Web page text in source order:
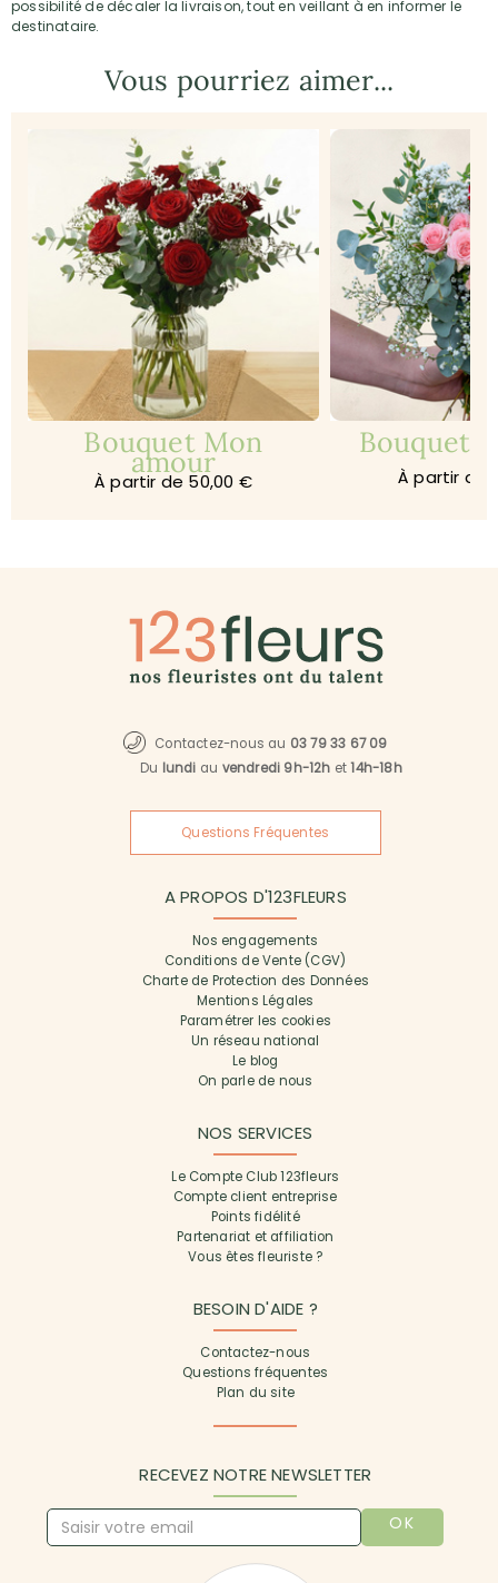
possibilité de décaler la livraison, tout en veillant à en informer le
destinataire.
Vous pourriez aimer...
Bouquet Mon
amour
À partir de 50,00 €
Bouquet
À partir de
Contactez-nous au 03 79 33 67 09
Du lundi au vendredi 9h-12h et14h-18h
Questions Fréquentes
A PROPOS D'123FLEURS
Nos engagements
Conditions de Vente (CGV)
Charte de Protection des Données
Mentions Légales
Paramétrer les cookies
Un réseau national
Le blog
On parle de nous
NOS SERVICES
Le Compte Club 123fleurs
Compte client entreprise
Points fidélité
Partenariat et affiliation
Vous êtes fleuriste ?
BESOIN D'AIDE ?
Contactez-nous
Questions fréquentes
Plan du site
RECEVEZ NOTRE NEWSLETTER
OK